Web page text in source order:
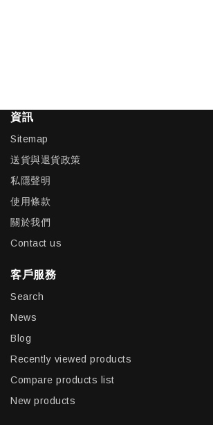
資訊
Sitemap
送貨與退貨政策
私隱聲明
使用條款
關於我們
Contact us
客戶服務
Search
News
Blog
Recently viewed products
Compare products list
New products